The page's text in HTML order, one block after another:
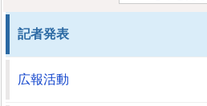
記者発表
広報活動